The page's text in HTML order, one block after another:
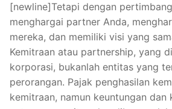
[newline]Tetapi dengan
menghargai partner Anda,
mereka, dan memiliki visi yang
Kemitraan atau partnership, yang
korporasi, bukanlah entitas yang
perorangan. Pajak penghasilan
kemitraan, namun keuntungan